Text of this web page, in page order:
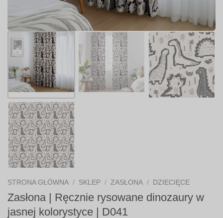
STRONA GŁÓWNA / SKLEP / ZASŁONA / DZIECIĘCE
Zasłona | Ręcznie rysowane dinozaury w
jasnej kolorystyce | D041